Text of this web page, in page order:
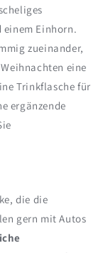
Einhorn.
zueinander,
Weihnachten eine
Trinkflasche für
ergänzende
die die
gern mit Autos